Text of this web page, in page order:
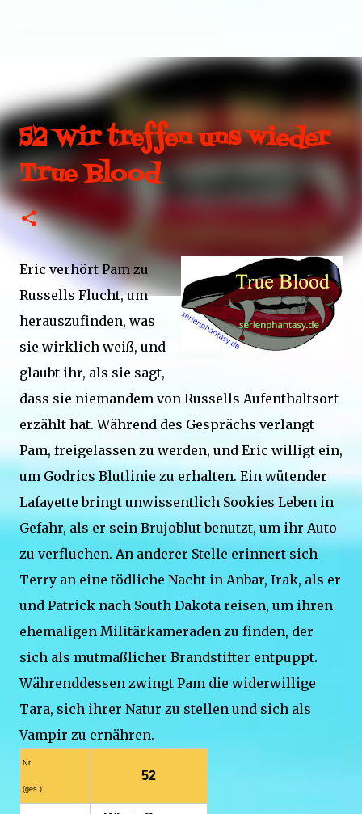
52 Wir treffen uns wieder
True Blood
Eric verhört Pam zu
Russells Flucht, um
herauszufinden, was
sie wirklich weiß, und
glaubt ihr, als sie sagt,
dass sie niemandem von Russells Aufenthaltsort
erzählt hat. Während des Gesprächs verlangt
Pam, freigelassen zu werden, und Eric willigt ein,
um Godrics Blutlinie zu erhalten. Ein wütender
Lafayette bringt unwissentlich Sookies Leben in
Gefahr, als er sein Brujoblut benutzt, um ihr Auto
zu verfluchen. An anderer Stelle erinnert sich
Terry an eine tödliche Nacht in Anbar, Irak, als er
und Patrick nach South Dakota reisen, um ihren
ehemaligen Militärkameraden zu finden, der
sich als mutmaßlicher Brandstifter entpuppt.
Währenddessen zwingt Pam die widerwillige
Tara, sich ihrer Natur zu stellen und sich als
Vampir zu ernähren.
Nr.
(ges.)
52